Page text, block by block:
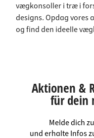
vægkonsoller i træ i
designs. Opdag vores
og find den ideelle
Aktionen &
für dein
Melde dich
und erhalte Infos